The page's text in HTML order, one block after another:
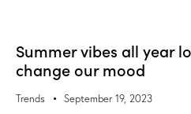
Summer vibes all year
change our mood
Trends September 19, 2023